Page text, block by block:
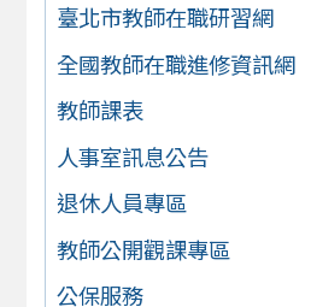
臺北市教師在職研習網
全國教師在職進修資訊網
教師課表
人事室訊息公告
退休人員專區
教師公開觀課專區
公保服務